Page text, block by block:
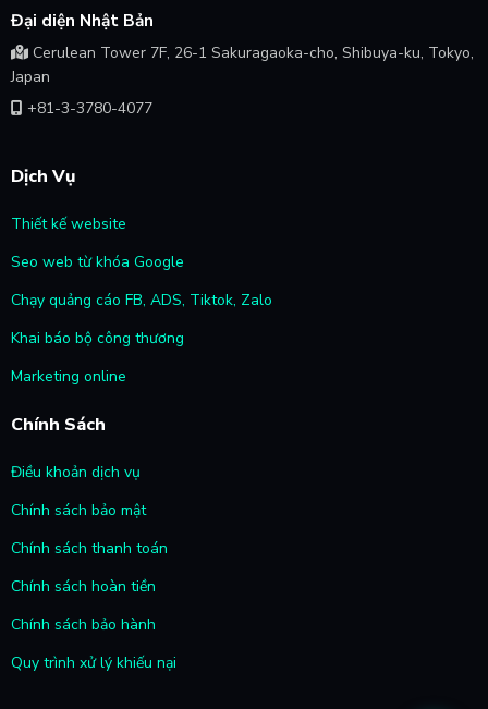
Dịch Vụ
Thiết kế website
Seo web từ khóa Google
Chạy quảng cáo FB, ADS, Tiktok, Zalo
Khai báo bộ công thương
Marketing online
Chính Sách
Điều khoản dịch vụ
Chính sách bảo mật
Chính sách thanh toán
Chính sách hoàn tiền
Chính sách bảo hành
Quy trình xử lý khiếu nại
Đại diện Nhật Bản
Cerulean Tower 7F, 26-1 Sakuragaoka-cho, Shibuya-ku, Tokyo,
Japan
+81-3-3780-4077